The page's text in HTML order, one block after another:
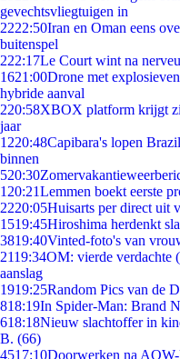
gevechtsvliegtuigen in
2222:50Iran en Oman eens
buitenspel
222:17Le Court wint na
1621:00Drone met
hybride aanval
220:58XBOX platform krijgt
jaar
1220:48Capibara's lopen
binnen
520:30
1 20:21Lemmen boekt eerste
2220:05Huisarts per direct uit
1519:45Hiroshima herdenkt
3819:40Vinted-foto's van
2119:34OM: vierde verdachte
aanslag
1919:25Random Pics van de
818:19In Spider-Man: Brand
618:18Nieuw slachtoffer in
B. (66)
4517:10Doorwerken na